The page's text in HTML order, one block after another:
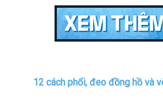
12 cách phối, đeo đồng hồ và